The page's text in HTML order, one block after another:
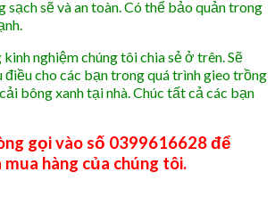
sạch sẽ và an toàn. Có thể bảo quản trong
nghiệm chúng tôi chia sẻ ở trên. Sẽ
cho các bạn trong quá trình gieo trồng
bông xanh tại nhà. Chúc tất cả các bạn
gọi vào số 0399616628 để
hàng của chúng tôi.